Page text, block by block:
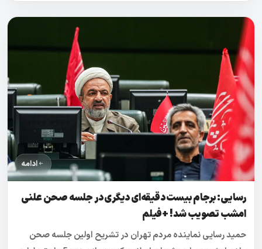
ادامه
رسایی: برجام بیست دقیقه‌ای دیگری در جلسه صحن علنی
امشب تصویب شد! +فیلم
حمید رسایی نماینده مردم تهران در تشریح اولین جلسه صحن